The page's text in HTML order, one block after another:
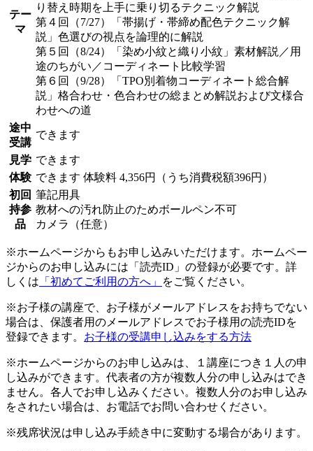
テー
マ
り替え時期を上手に乗り切るテクニック解説
第４回（7/27）「帯揚げ・帯締め配色テクニック解
説」色選びの視点を論理的に解説
第５回（8/24）「染め小紋と織り小紋」素材解説／用
途のちがい／コーディネート比較学習
第６回（9/28）「TPO別着物コーディネート総合解
説」格合わせ・色合わせの総まとめ解説および文様合
わせへの道
途中
受講
できます
見学 できます
体験 できます 体験料 4,356円（うち消費税額396円）
初回
持参
品
筆記用具
教材への汚れ防止のためボールペン不可
カメラ（任意）
※ホームページからもお申し込みいただけます。ホームペー
ジからのお申し込みには「読売ID」の登録が必要です。詳
しくは 「初めてご利用の方へ」 をご覧ください。
※お子様の講座で、お子様がメールアドレスをお持ちでない
場合は、保護者用のメールアドレスでお子様用の読売IDを
登録できます。 お子様の受講申し込みをする方法
※ホームページからのお申し込みは、１講座につき１人の申
し込みができます。代表者の方が複数人分の申し込みはでき
ません。各人でお申し込みください。複数人分のお申し込み
をされたい場合は、お電話でお問い合わせください。
※残席状況は申し込み手続き中に変動する場合があります。